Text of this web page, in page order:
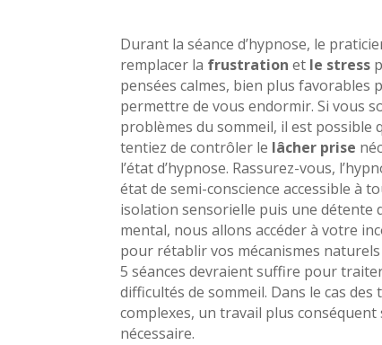
Durant la séance d’hypnose, le
remplacer la frustration et le stress
pensées calmes, bien plus favorables
permettre de vous endormir. Si vous
problèmes du sommeil, il est possible
tentiez de contrôler le lâcher prise
l’état d’hypnose. Rassurez-vous,
état de semi-conscience accessible à
isolation sensorielle puis une détente
mental, nous allons accéder à votre
pour rétablir vos mécanismes naturels
5 séances devraient suffire pour
difficultés de sommeil. Dans le cas
complexes, un travail plus conséquent
nécessaire.